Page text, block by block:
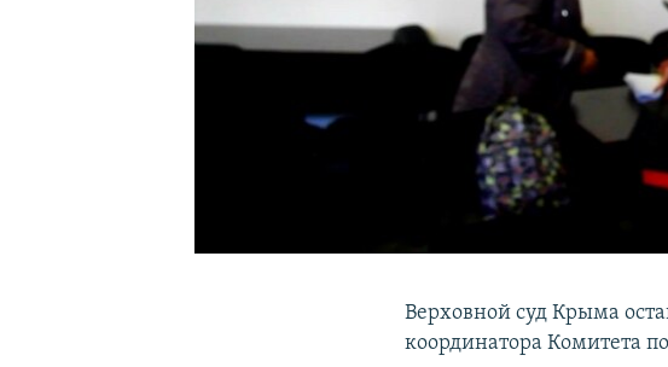
Верховной суд Крыма
координатора Комитета